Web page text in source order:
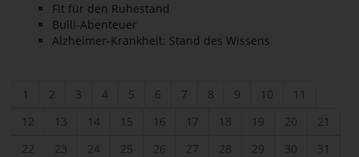
Fit für den Ruhestand
Bulli-Abenteuer
Alzheimer-Krankheit: Stand des Wissens
1 2 3 4 5 6 7 8 9 10
11
12
13 14 15 16 17 18 19 20
21
22
23 24 25 26 27 28 29 30
31